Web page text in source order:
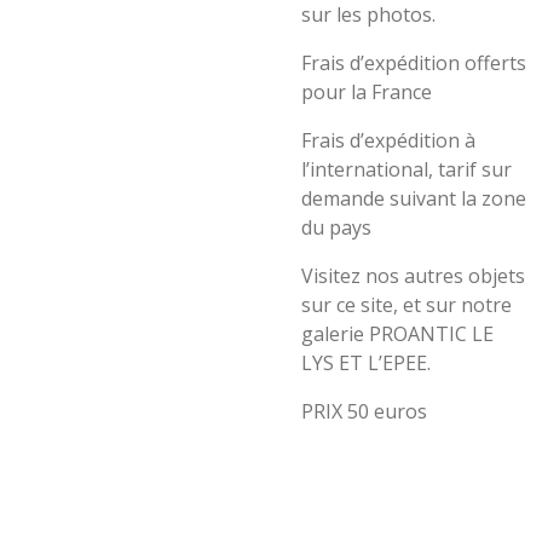
sur les photos.
Frais d’expédition offerts
pour la France
Frais d’expédition à
l’international, tarif sur
demande suivant la zone
du pays
Visitez nos autres objets
sur ce site, et sur notre
galerie PROANTIC LE
LYS ET L’EPEE.
PRIX 50 euros